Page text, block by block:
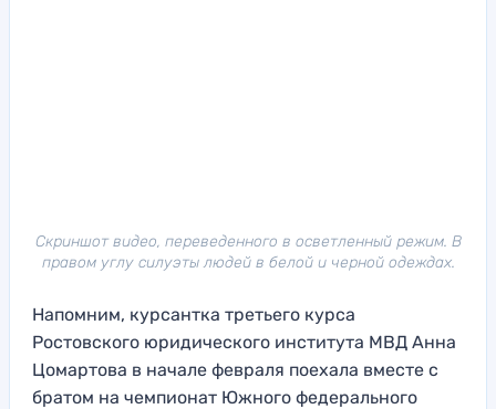
Скриншот видео, переведенного в осветленный режим. В
правом углу силуэты людей в белой и черной одеждах.
Напомним, курсантка третьего курса
Ростовского юридического института МВД Анна
Цомартова в начале февраля поехала вместе с
братом на чемпионат Южного федерального